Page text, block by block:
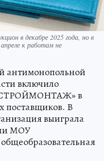
в декабре 2025 года, но в
к работам не
антимонопольной
включило
СТРОЙМОНТАЖ» в
поставщиков. В
выиграла
МОУ